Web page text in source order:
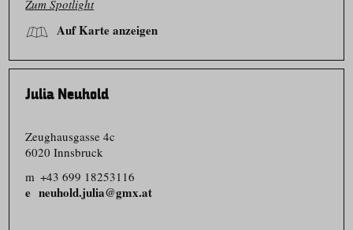
Zum Spotlight
Auf Karte anzeigen
Julia Neuhold
Zeughausgasse 4c
6020 Innsbruck
m +43 699 18253116
neuhold.julia@gmx.at